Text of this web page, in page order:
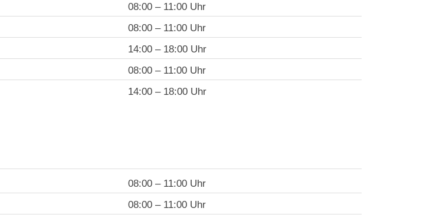
08:00 – 11:00 Uhr
08:00 – 11:00 Uhr
14:00 – 18:00 Uhr
08:00 – 11:00 Uhr
14:00 – 18:00 Uhr
08:00 – 11:00 Uhr
08:00 – 11:00 Uhr